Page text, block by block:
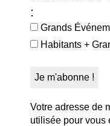
:
Grands
Habitants +
Votre adresse de
utilisée pour vous